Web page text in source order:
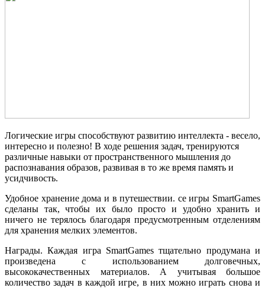
Логические игры способствуют развитию интеллекта - весело,
интересно и полезно! В ходе решения задач, тренируются
различные навыки от пространственного мышления до
распознавания образов, развивая в то же время память и
усидчивость.
Удобное хранение дома и в путешествии. се игры SmartGames
сделаны так, чтобы их было просто и удобно хранить и
ничего не терялось благодаря предусмотренным отделениям
для хранения мелких элементов.
Награды. Каждая игра SmartGames тщательно продумана и
произведена с использованием долговечных,
высококачественных материалов. А учитывая большое
количество задач в каждой игре, в них можно играть снова и